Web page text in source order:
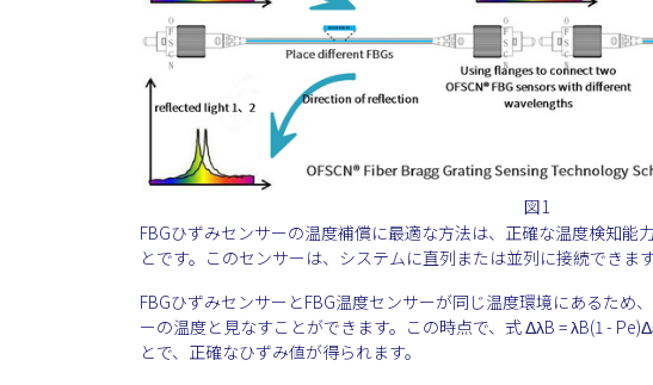
図1
FBGひずみセンサーの温度補償に最適な方法は、正確な温度検知
とです。このセンサーは、システムに直列または並列に接続できます
FBGひずみセンサーとFBG温度センサーが同じ温度環境にあるため
ーの温度と見なすことができます。この時点で、式 ΔλB = λB(1 -
とで、正確なひずみ値が得られます。